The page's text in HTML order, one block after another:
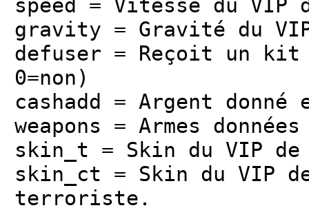
speed = Vitesse du VIP
gravity = Gravité du
defuser = Reçoit un kit
0=non)
cashadd = Argent
weapons = Armes
skin_t = Skin du VIP
skin_ct = Skin du VIP
terroriste.